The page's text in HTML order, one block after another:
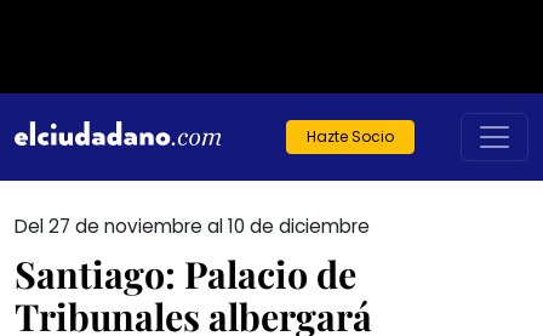
Hazte Socio
Del 27 de noviembre al 10 de diciembre
Santiago: Palacio de
Tribunales albergará